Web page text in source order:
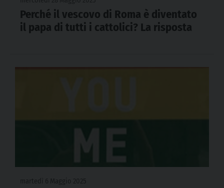
Perché il vescovo di Roma è diventato
il papa di tutti i cattolici? La risposta